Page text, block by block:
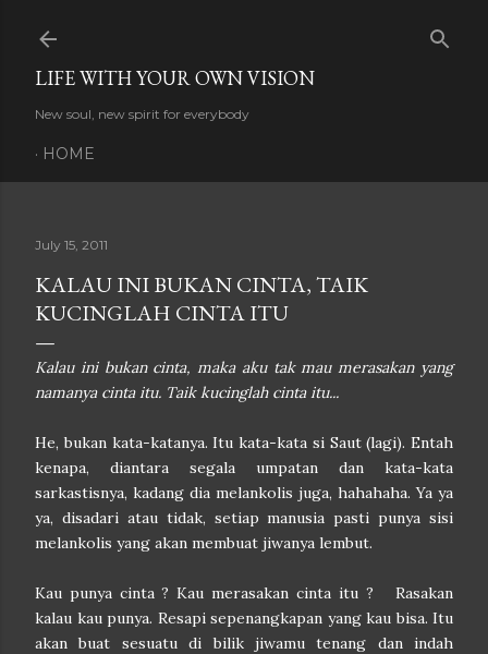
LIFE WITH YOUR OWN VISION
New soul, new spirit for everybody
HOME
July 15, 2011
KALAU INI BUKAN CINTA, TAIK
KUCINGLAH CINTA ITU
Kalau ini bukan cinta, maka aku tak mau merasakan yang
namanya cinta itu. Taik kucinglah cinta itu...
He, bukan kata-katanya. Itu kata-kata si Saut (lagi). Entah
kenapa, diantara segala umpatan dan kata-kata
sarkastisnya, kadang dia melankolis juga, hahahaha. Ya ya
ya, disadari atau tidak, setiap manusia pasti punya sisi
melankolis yang akan membuat jiwanya lembut.
Kau punya cinta ? Kau merasakan cinta itu ? Rasakan
kalau kau punya. Resapi sepenangkapan yang kau bisa. Itu
akan buat sesuatu di bilik jiwamu tenang dan indah